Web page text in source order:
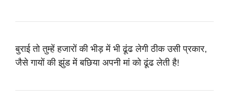
बुराई तो तुम्हें हजारों की भीड़ में भी ढूंढ लेगी ठीक उसी प्रकार,
जैसे गायों की झुंड में बछिया अपनी मां को ढूंढ लेती है!